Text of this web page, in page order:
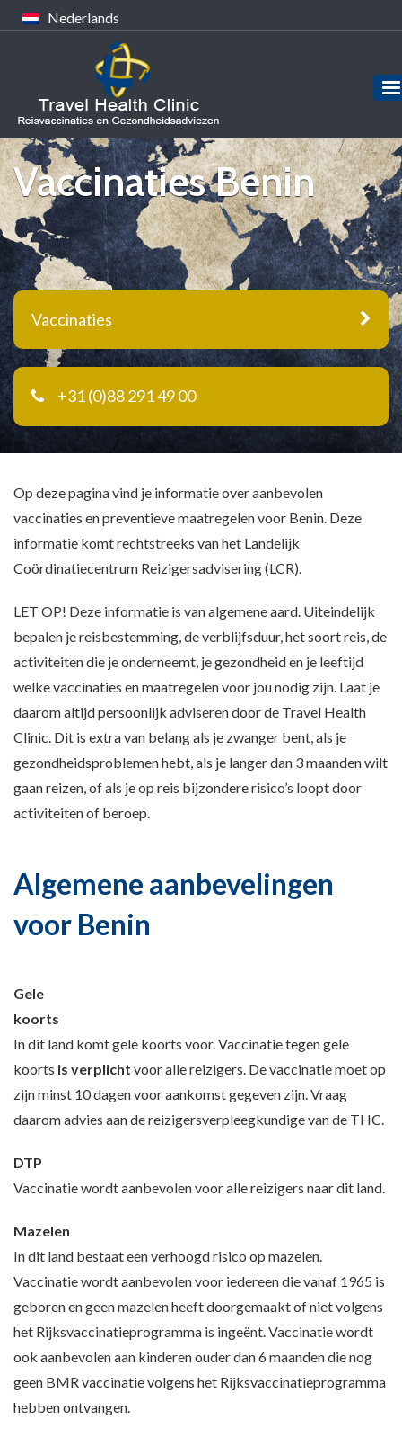
Nederlands
Vaccinaties Benin
Vaccinaties
+31 (0)88 291 49 00
Op deze pagina vind je informatie over aanbevolen
vaccinaties en preventieve maatregelen voor Benin. Deze
informatie komt rechtstreeks van het Landelijk
Coördinatiecentrum Reizigersadvisering (LCR).
LET OP! Deze informatie is van algemene aard. Uiteindelijk
bepalen je reisbestemming, de verblijfsduur, het soort reis, de
activiteiten die je onderneemt, je gezondheid en je leeftijd
welke vaccinaties en maatregelen voor jou nodig zijn. Laat je
daarom altijd persoonlijk adviseren door de Travel Health
Clinic. Dit is extra van belang als je zwanger bent, als je
gezondheidsproblemen hebt, als je langer dan 3 maanden wilt
gaan reizen, of als je op reis bijzondere risico’s loopt door
activiteiten of beroep.
Algemene aanbevelingen
voor Benin
Gele
In dit land komt gele koorts voor. Vaccinatie tegen gele
koorts is verplicht voor alle reizigers. De vaccinatie moet op
zijn minst 10 dagen voor aankomst gegeven zijn. Vraag
daarom advies aan de reizigersverpleegkundige van de THC.
DTP
Vaccinatie wordt aanbevolen voor alle reizigers naar dit land.
Mazelen
In dit land bestaat een verhoogd risico op mazelen.
Vaccinatie wordt aanbevolen voor iedereen die vanaf 1965 is
geboren en geen mazelen heeft doorgemaakt of niet volgens
het Rijksvaccinatieprogramma is ingeënt. Vaccinatie wordt
ook aanbevolen aan kinderen ouder dan 6 maanden die nog
geen BMR vaccinatie volgens het Rijksvaccinatieprogramma
hebben ontvangen.